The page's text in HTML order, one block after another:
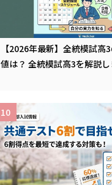
【2026年最新】全統模試高
値は？ 全統模試高3を解説し
10